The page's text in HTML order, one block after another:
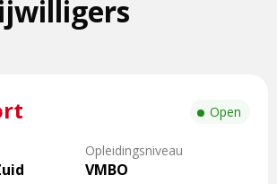
Opleidingsniveau
VMBO
Open